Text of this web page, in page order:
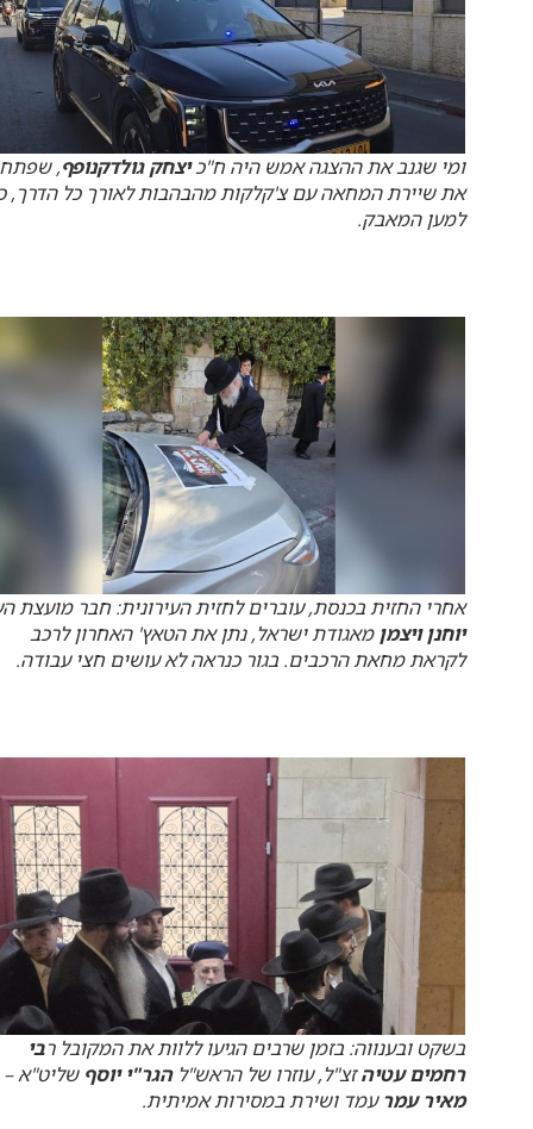
ומי שגנב את ההצגה אמש היה ח"כיצחק גולדקנופף, שפתח
את שיירת המחאה עם צ'קלקות מהבהבות לאורך כל הדרך,
למען המאבק.
אחרי החזית בכנסת, עוברים לחזית העירונית: חבר מועצת
יוחנן ויצמן מאגודת ישראל, נתן את הטאץ' האחרון לרכב
לקראת מחאת הרכבים. בגור כנראה לא עושים חצי עבודה.
בשקט ובענווה: בזמן שרבים הגיעו ללוות את המקובל רבי
רחמים עטיהזצ"ל, עוזרו של הראש"להגר"י יוסף שליט"א –
מאיר עמרעמד ושירת במסירות אמיתית.